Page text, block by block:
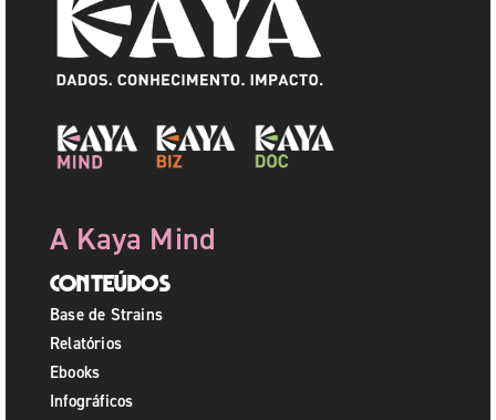
A Kaya Mind
Conteúdos
Base de Strains
Relatórios
Ebooks
Infográficos